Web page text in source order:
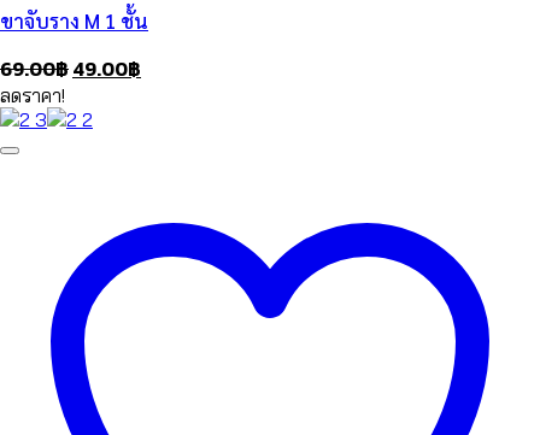
ขาจับราง M 1 ชั้น
69.00฿Original
was:
49.00฿
ลดราคา!